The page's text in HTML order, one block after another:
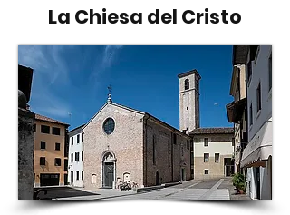
La Chiesa del Cristo